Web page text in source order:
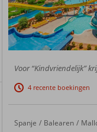
Voor “Kindvriendelijk”
4 recente boekingen
Home
Spanje Balearen
Fergus Club Europa